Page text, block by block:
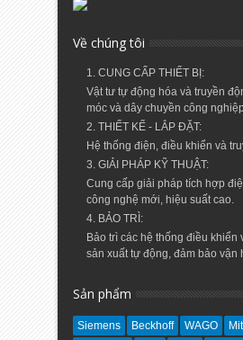
Về chúng tôi
1. CUNG CẤP THIẾT BỊ:
Vật tư tự động hóa và truyền
móc và dây chuyền công
2. THIẾT KẾ - LẮP ĐẶT:
Hệ thống điện, điều khiển và
3. GIẢI PHÁP KỸ THUẬT:
Cung cấp giải pháp tích hợp
công nghệ mới, hiệu suất cao.
4. BẢO TRÌ:
Bảo trì các hệ thống điều khiển
sản xuất tự động, đảm bảo vận
Sản phẩm
Siemens Beckhoff WAGO